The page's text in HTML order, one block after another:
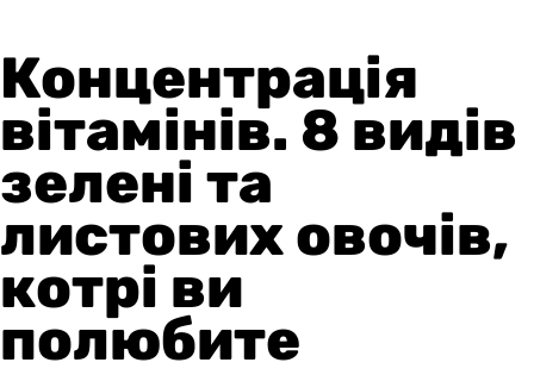
Концентрація
вітамінів. 8 видів
зелені та
листових овочів,
котрі ви
полюбите